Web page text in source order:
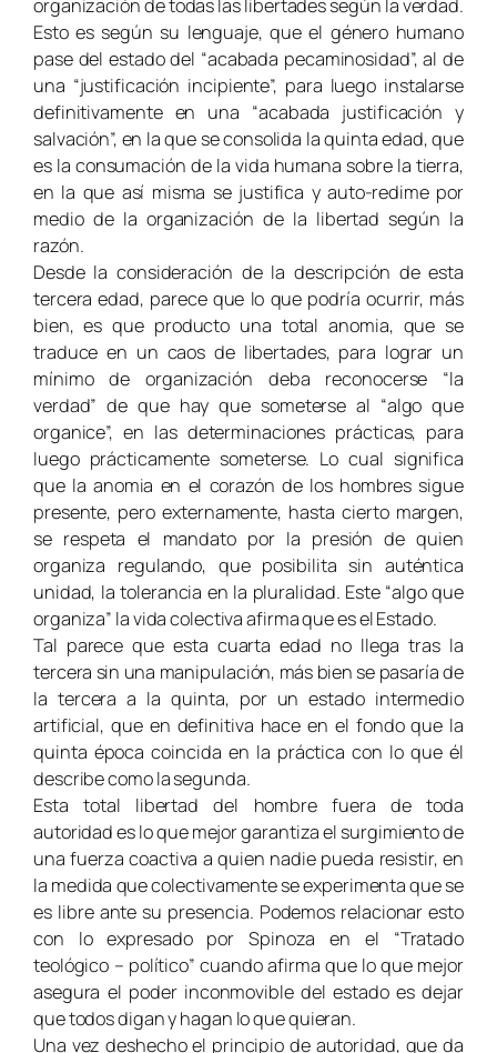
organización de todas las libertades según la verdad.
Esto es según su lenguaje, que el género humano
pase del estado del “acabada pecaminosidad”, al de
una “justificación incipiente”, para luego instalarse
definitivamente en una “acabada justificación y
salvación”, en la que se consolida la quinta edad, que
es la consumación de la vida humana sobre la tierra,
en la que así misma se justifica y auto-redime por
medio de la organización de la libertad según la
razón.
Desde la consideración de la descripción de esta
tercera edad, parece que lo que podría ocurrir, más
bien, es que producto una total anomia, que se
traduce en un caos de libertades, para lograr un
mínimo de organización deba reconocerse “la
verdad” de que hay que someterse al “algo que
organice”, en las determinaciones prácticas, para
luego prácticamente someterse. Lo cual significa
que la anomia en el corazón de los hombres sigue
presente, pero externamente, hasta cierto margen,
se respeta el mandato por la presión de quien
organiza regulando, que posibilita sin auténtica
unidad, la tolerancia en la pluralidad. Este “algo que
organiza” la vida colectiva afirma que es el Estado.
Tal parece que esta cuarta edad no llega tras la
tercera sin una manipulación, más bien se pasaría de
la tercera a la quinta, por un estado intermedio
artificial, que en definitiva hace en el fondo que la
quinta época coincida en la práctica con lo que él
describe como la segunda.
Esta total libertad del hombre fuera de toda
autoridad es lo que mejor garantiza el surgimiento de
una fuerza coactiva a quien nadie pueda resistir, en
la medida que colectivamente se experimenta que se
es libre ante su presencia. Podemos relacionar esto
con lo expresado porSpinoza en el “Tratado
teológico – político” cuando afirma que lo que mejor
asegura el poder inconmovible del estado es dejar
que todos digan y hagan lo que quieran.
Una vez deshecho el principio de autoridad, que da